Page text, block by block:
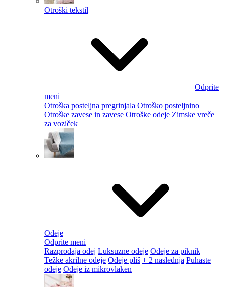
Otroški tekstil
Odprite
meni
Otroška posteljna pregrinjala Otroško posteljnino
Otroške zavese in zavese Otroške odeje Zimske vreče
za voziček
Odeje
Odprite meni
Razprodaja odej Luksuzne odeje Odeje za piknik
Težke akrilne odeje Odeje pliš + 2 naslednja Puhaste
odeje Odeje iz mikrovlaken